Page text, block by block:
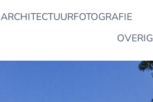
ARCHITECTUURFOTOGRAFIE
OVERIG